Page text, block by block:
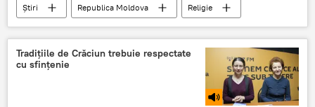
Știri Republica Moldova
Religie
calendar ortodox
sarbatoare crestin orotdoxa
Sfantul Ierarh Spiridon
Postul Crăciunului - semnificație, istorie și tradiție
Tradițiile de Crăciun trebuie respectate
cu sfințenie